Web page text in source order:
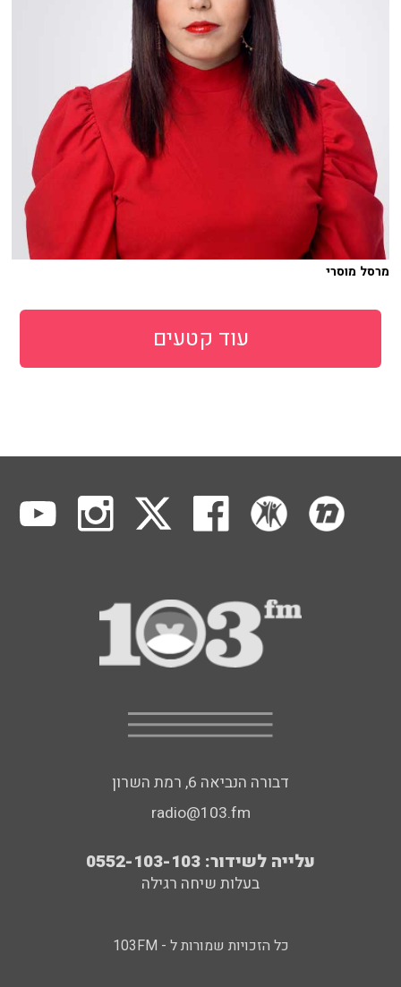
מרסל מוסרי
עוד קטעים
דבורה הנביאה 6, רמת השרון
radio@103.fm
עלייה לשידור: 0552-103-103
בעלות שיחה רגילה
כל הזכויות שמורות ל - 103FM